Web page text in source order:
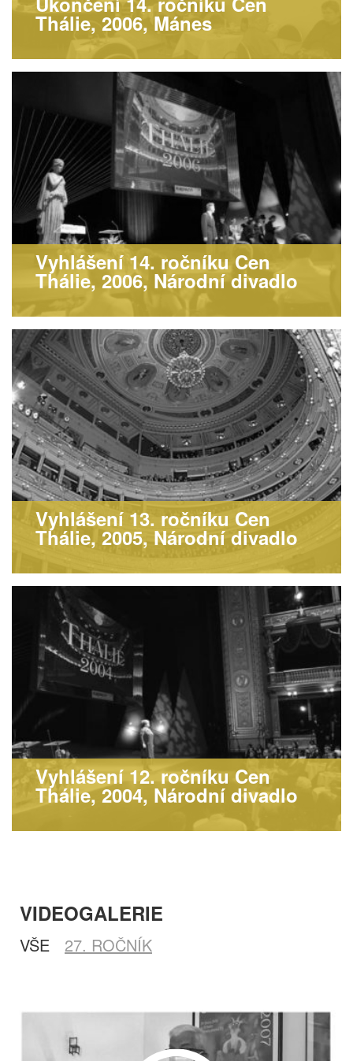
Thálie, 2006, Mánes
Vyhlášení 14. ročníku Cen
Thálie, 2006, Národní divadlo
Vyhlášení 13. ročníku Cen
Thálie, 2005, Národní divadlo
Vyhlášení 12. ročníku Cen
Thálie, 2004, Národní divadlo
VIDEOGALERIE
VŠE 27. ROČNÍK